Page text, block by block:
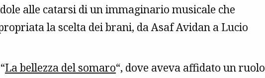
alle catarsi di un immaginario musicale che
la scelta dei brani, da Asaf Avidan a Lucio
La bellezza del somaro“, dove aveva affidato un ruolo